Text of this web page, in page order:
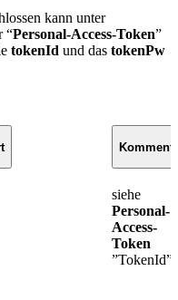
kann unter
“Personal-Access-Token”
tokenId und das tokenPw
siehe
Personal-
Access-
Token
”TokenId”